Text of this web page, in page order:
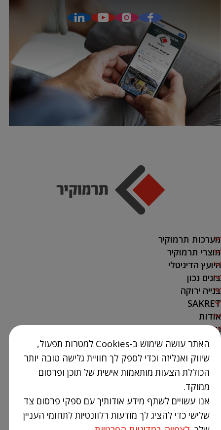
מערכות תרמוקיר
מוצרי תרמוקיר
היועץ הדיגיטלי
בונים נכון
בנייה ירוקה
SAKRET
אודות
נק' מכירה
צור קשר
03-9386300
info@Termokir.co.il
קיבוץ חורשים
האתר עושה שימוש ב-Cookies למטרות תפעול,
שיווק ואנליזה וכדי לספק לך חוויית גלישה טובה יותר
הכוללת הצעות מותאמות אישית של תוכן ופרסום
ממוקד.
אנו עשויים לשתף מידע אודותיך עם ספקי פרסום צד
שלישי כדי להציג לך מודעות רלוונטיות לתחומי העניין